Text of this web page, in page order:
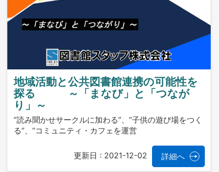
地域活動と公共図書館連携の可能性を
探る ～「まなび」と「つなが
り」～
”読み聞かせサークルに加わる”、”子供の遊び場をつく
る”、”コミュニティ・カフェを運営
更新日 : 2021-12-02 詳細へ